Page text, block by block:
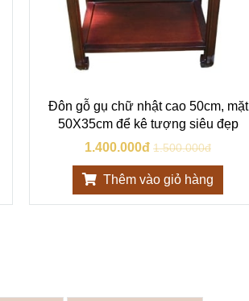
Đôn gỗ gụ chữ nhật cao 50cm, mặt
50X35cm để kê tượng siêu đẹp
1.400.000đ 1.500.000đ
Thêm vào giỏ hàng